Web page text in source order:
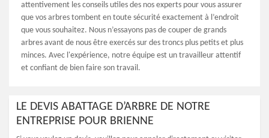
attentivement les conseils utiles des nos experts pour vous assurer
que vos arbres tombent en toute sécurité exactement à l’endroit
que vous souhaitez. Nous n’essayons pas de couper de grands
arbres avant de nous être exercés sur des troncs plus petits et plus
minces. Avec l'expérience, notre équipe est un travailleur attentif
et confiant de bien faire son travail.
LE DEVIS ABATTAGE D’ARBRE DE NOTRE
ENTREPRISE POUR BRIENNE